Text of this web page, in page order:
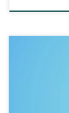
Newscraft
dans la
médias en